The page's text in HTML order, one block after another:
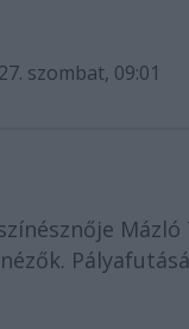
szombat, 09:01